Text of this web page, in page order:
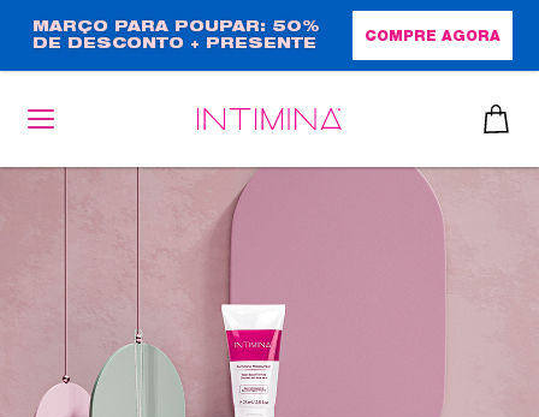
para
o
conteúdo
principal
MARÇO PARA POUPAR: 50%
DE DESCONTO + PRESENTE
COMPRE AGORA